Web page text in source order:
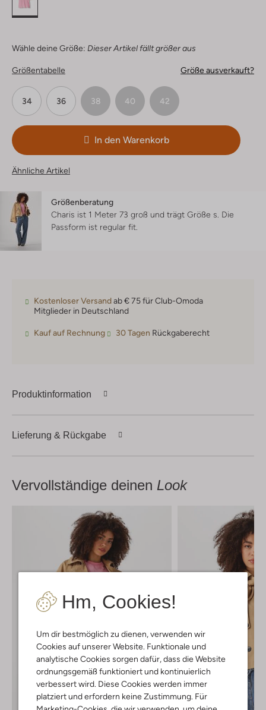
Hm, Cookies!
Um dir bestmöglich zu dienen, verwenden wir
Cookies auf unserer Website. Funktionale und
analytische Cookies sorgen dafür, dass die Website
ordnungsgemäß funktioniert und kontinuierlich
verbessert wird. Diese Cookies werden immer
platziert und erfordern keine Zustimmung. Für
Wähle deine Größe: Dieser Artikel fällt größer aus
Größentabelle Größe ausverkauft?
34 36 38 40 42
In den Warenkorb
Ähnliche Artikel
Größenberatung
Charis ist 1 Meter 73 groß und trägt Größe s. Die
Passform ist regular fit
Kostenloser Versandab € 75 für Club-Omoda
Mitglieder in Deutschland
Kauf auf Rechnung 30 Tagen Rückgaberecht
Produktinformation
Lieferung & Rückgabe
Vervollständige deinen Look